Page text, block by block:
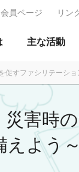
人 日
主な活動
会員ページ リン
すファシリテーシ
害時
えよう～